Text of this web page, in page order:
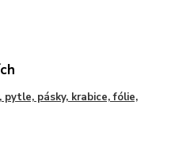
pásky, krabice, fólie,